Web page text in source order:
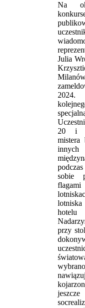
Na
Julia
2024.
20 i
mistera
sobie
hotelu
przy